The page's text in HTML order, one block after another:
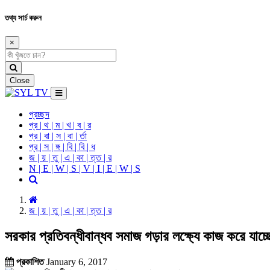
তথ্য সার্চ করুন
×
Close
প্রচ্ছদ
প্র | থ | ম | খ | ব | র
প্র | বা | স | বা | র্তা
প্র | স | ঙ্গ | বি | বি | ধ
জ | য় | তু | এ | কা | ত্ত | র
N | E | W | S | V | I | E | W | S
জ | য় | তু | এ | কা | ত্ত | র
সরকার প্রতিবন্ধীবান্ধব সমাজ গড়ার লক্ষ্যে কাজ করে
প্রকাশিতJanuary 6, 2017